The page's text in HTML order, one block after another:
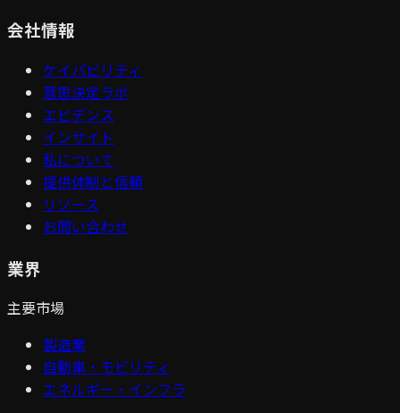
会社情報
ケイパビリティ
意思決定ラボ
エビデンス
インサイト
私について
提供体制と信頼
リソース
お問い合わせ
業界
主要市場
製造業
自動車・モビリティ
エネルギー・インフラ